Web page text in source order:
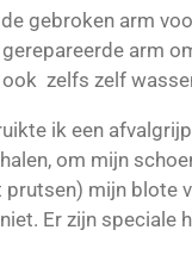
gebroken arm
gerepareerde arm
zelfs zelf
ik een
om mijn
mijn blote
Er zijn speciale